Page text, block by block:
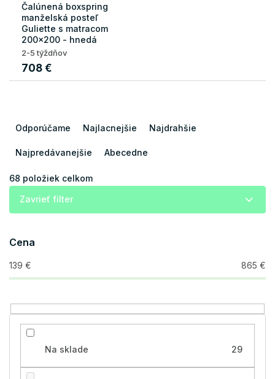
Čalúnená boxspring
manželská posteľ
Guliette s matracom
200x200 - hnedá
2-5 týždňov
708 €
i
d
u
k
o
v
Odporúčame Najlacnejšie Najdrahšie
Najpredávanejšie Abecedne
68 položiek celkom
Zavrieť filter
Cena
139 € 865 €
Na sklade 29